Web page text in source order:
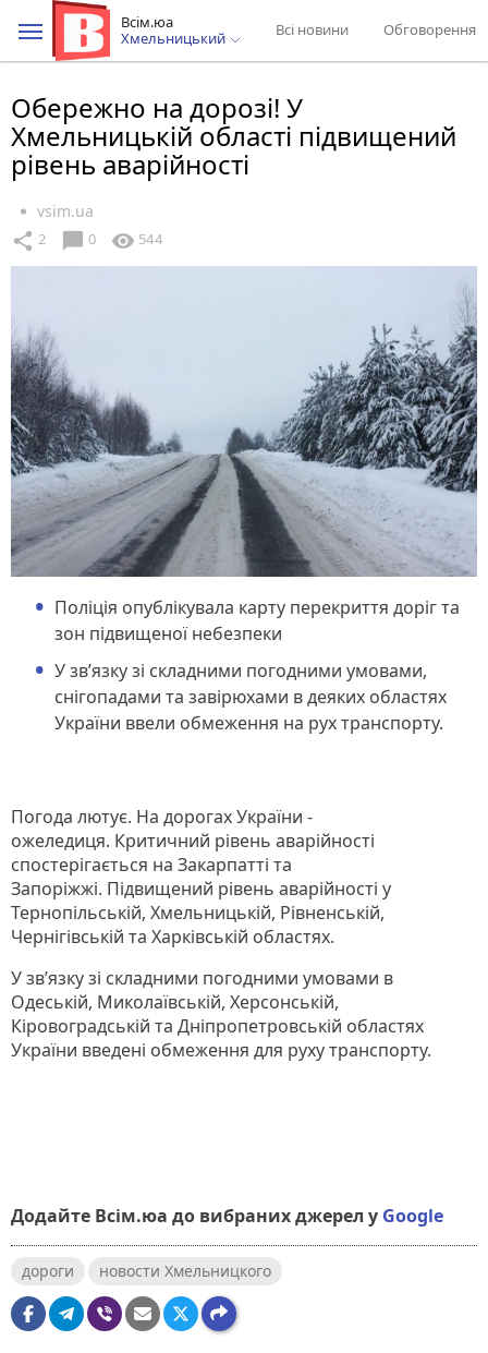
Всім.юа
Хмельницький
Всі новини Обговорення
Обережно на дорозі! У
Хмельницькій області підвищений
рівень аварійності
vsim.ua
share 2 chat_bubble 0 visibility 544
Поліція опублікувала карту перекриття доріг та
зон підвищеної небезпеки
У зв’язку зі складними погодними умовами,
снігопадами та завірюхами в деяких областях
України ввели обмеження на рух транспорту.
Погода лютує. На дорогах України -
ожеледиця. Критичний рівень аварійності
спостерігається на Закарпатті та
Запоріжжі. Підвищений рівень аварійності у
Тернопільській, Хмельницькій, Рівненській,
Чернігівській та Харківській областях.
У зв’язку зі складними погодними умовами в
Одеській, Миколаївській, Херсонській,
Кіровоградській та Дніпропетровській областях
України введені обмеження для руху транспорту.
Додайте Всім.юа до вибраних джерел у Google
дороги новости Хмельницкого